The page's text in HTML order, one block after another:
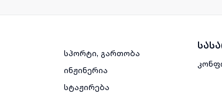
სპორტი, გართობა
ინჟინერია
სტაჟირება